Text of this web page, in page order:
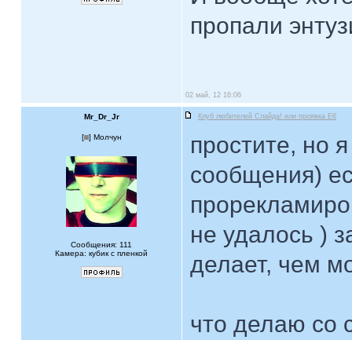
пропали
02 май, 12 16:06
Mr_Dr_Jr Клуб любителей Слайда! или проявка E6
[ ] Молчун
Сообщения: 111
Камера: кубик с пленкой
простите, но
сообщения)
не удалось )
делает, чем
что делаю со